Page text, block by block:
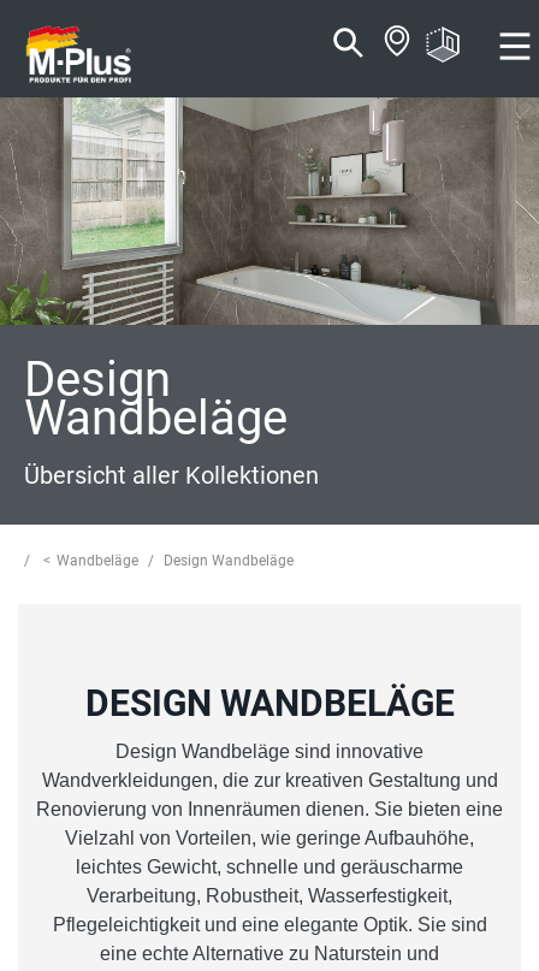
Inhalt
springen
Navigationsmenü
springen
Übersicht aller Kollektionen
Design
Wandbeläge
Wandbeläge Design Wandbeläge
DESIGN WANDBELÄGE
Design Wandbeläge sind innovative
Wandverkleidungen, die zur kreativen Gestaltung und
Renovierung von Innenräumen dienen. Sie bieten eine
Vielzahl von Vorteilen, wie geringe Aufbauhöhe,
leichtes Gewicht, schnelle und geräuscharme
Verarbeitung, Robustheit, Wasserfestigkeit,
Pflegeleichtigkeit und eine elegante Optik. Sie sind
eine echte Alternative zu Naturstein und